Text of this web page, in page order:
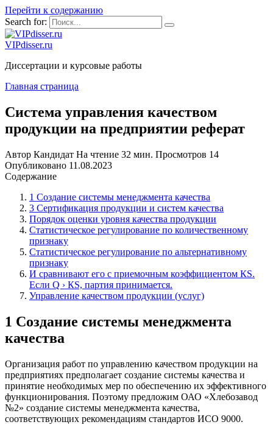
Перейти к содержанию
Search for:
VIPdisser.ru
Диссертации и курсовые работы
Главная страница
Система управления качеством
продукции на предприятии реферат
Автор Кандидат На чтение 32 мин. Просмотров 14
Опубликовано 11.08.2023
Содержание
1 Создание системы менеджмента качества
3 Сертификация продукции и систем качества
Порядок оценки уровня качества продукции
Статистическое регулирование по количественному
признаку
Статистическое регулирование по альтернативному
признаку
И сравнивают его с приемочным коэффициентом КS.
Если Q › КS, партия принимается.
Управление качеством продукции (услуг)
1 Создание системы менеджмента
качества
Организация работ по управлению качеством продукции на
предприятиях предполагает создание системы качества и
принятие необходимых мер по обеспечению их эффективного
функционирования. Поэтому предложим ОАО «Хлебозавод
№2» создание системы менеджмента качества,
соответствующих рекомендациям стандартов ИСО 9000.